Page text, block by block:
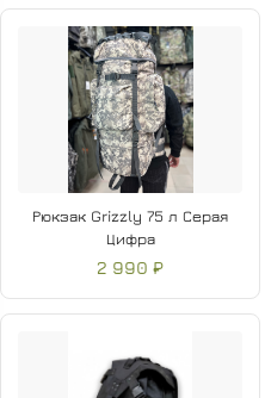
Рюкзак Grizzly 75 л Серая
Цифра
2 990 ₽